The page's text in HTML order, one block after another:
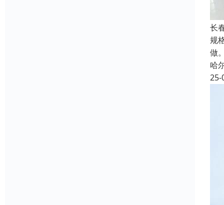
长
规
做
哈
25-